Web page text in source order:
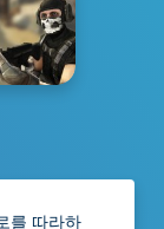
를 따라하